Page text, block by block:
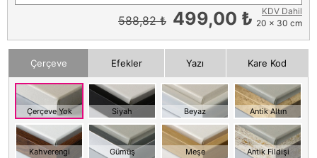
588,82 ₺ 499,00 ₺
KDV Dahil
20 x 30 cm
Çerçeve Efekler Yazı Kare Kod
Çerçeve Yok Siyah Beyaz Antik Altın
Kahverengi Gümüş Meşe Antik Fildişi